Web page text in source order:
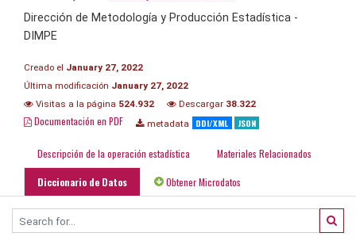
Dirección de Metodología y Producción Estadística -
DIMPE
Creado el January 27, 2022
Última modificación January 27, 2022
Visitas a la página 524.932 Descargar 38.322
Documentación en PDF metadata DDI/XML JSON
Descripción de la operación estadística Materiales Relacionados
Diccionario de Datos Obtener Microdatos